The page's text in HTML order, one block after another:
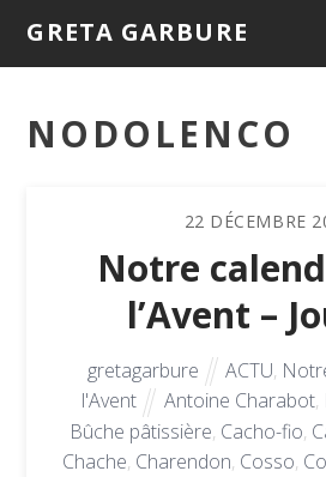
GRETA GARBURE
NODOLENCO
22 DÉCEMBRE
Notre
l’Avent –
gretagarbure ACTU,
l'Avent
Antoine Charabot,
Bûche pâtissière, Cacho-fio,
Chache, Charendon, Cosso,